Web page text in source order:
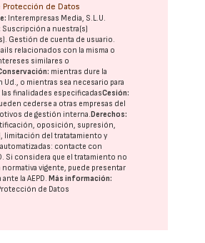
Protección de Datos
Interempresas Media, S.L.U.
Suscripción a nuestra(s)
Gestión de cuenta de usuario.
relacionados con la misma o
similares o
mientras dure la
Ud., o mientras sea necesario para
las finalidades especificadasCesión:
cederse a otras empresas del
de gestión interna. Derechos:
oposición, supresión,
limitación del tratatamiento y
contacte con
. Si considera que el tratamiento no
normativa vigente, puede presentar
ante laAEPD. Más información:
de Datos